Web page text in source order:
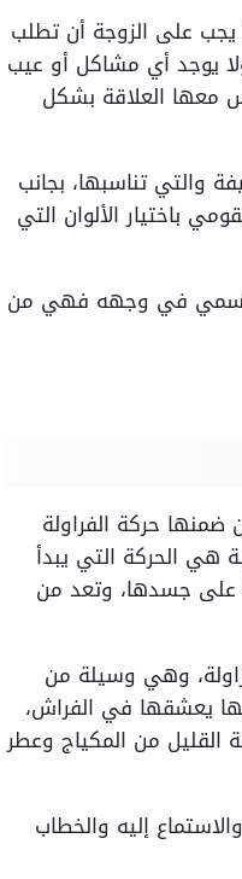
يجب على الزوجة أن تطلب
يوجد أي مشاكل أو عيب
معها العلاقة بشكل
والتي تناسبها، بجانب
باختيار الألوان التي
ابتسمي في وجهه فهي من
ضمنها حركة الفراولة
هي الحركة التي يبدأ
على جسدها، وتعد من
وهي وسيلة من
يعشقها في الفراش،
القليل من المكياج وعطر
إليه والخطاب